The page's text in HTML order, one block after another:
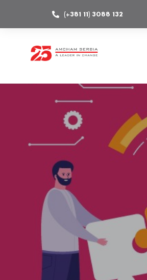
(+381 11) 3088 132